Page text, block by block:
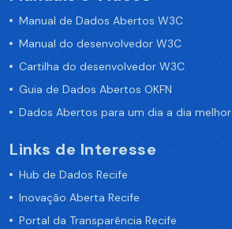
Manual de Dados Abertos W3C
Manual do desenvolvedor W3C
Cartilha do desenvolvedor W3C
Guia de Dados Abertos OKFN
Dados Abertos para um dia a dia melhor
Links de Interesse
Hub de Dados Recife
Inovação Aberta Recife
Portal da Transparência Recife